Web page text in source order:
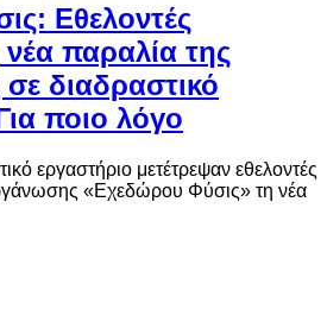
Εθελοντές
παραλία της
διαδραστικό
ποιο λόγο
εργαστήριο μετέτρεψαν εθελοντές
«Εχεδώρου Φύσις» τη νέα